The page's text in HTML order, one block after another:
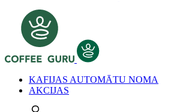
KAFIJAS AUTOMĀTU NOMA
AKCIJAS